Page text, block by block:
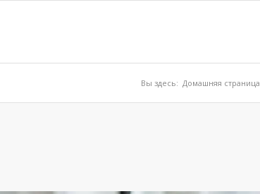
Вы здесь: Домашняя страница